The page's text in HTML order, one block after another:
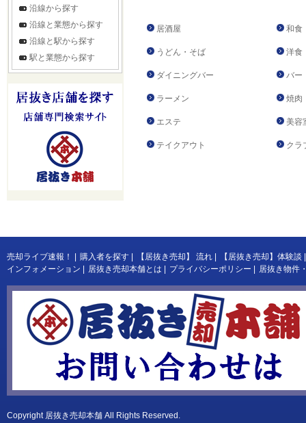
居酒屋 和食
うどん・そば 洋食
ダイニングバー バー
ラーメン 焼肉
エステ 美容
テイクアウト クラ
沿線から探す
沿線と業態から探す
沿線と駅から探す
駅と業態から探す
売却ライブ速報！ 購入者を探す 【居抜き売却】 流れ 【居抜き売却】体験談
インフォメーション
居抜き売却本舗とは プライバシーポリシー 居抜き物件
Copyright 居抜き売却本舗 All Rights Reserved.